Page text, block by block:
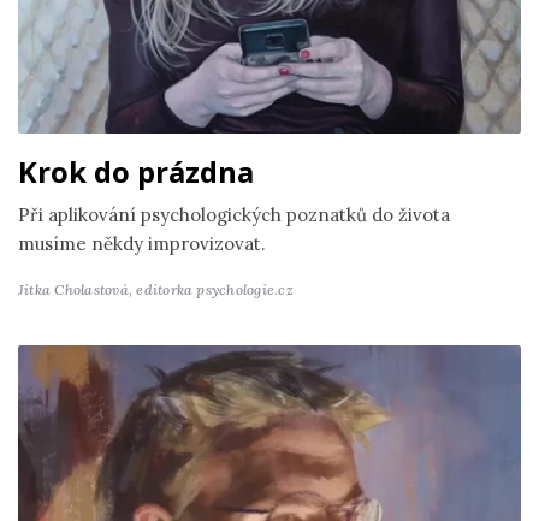
Krok do prázdna
Při aplikování psychologických poznatků do života
musíme někdy improvizovat.
Jitka Cholastová,editorka psychologie.cz